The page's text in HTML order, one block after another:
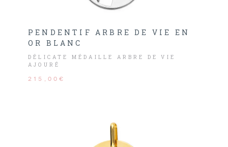
PENDENTIF ARBRE DE VIE EN
OR BLANC
DÉLICATE MÉDAILLE ARBRE DE VIE
AJOURÉ
215,00€